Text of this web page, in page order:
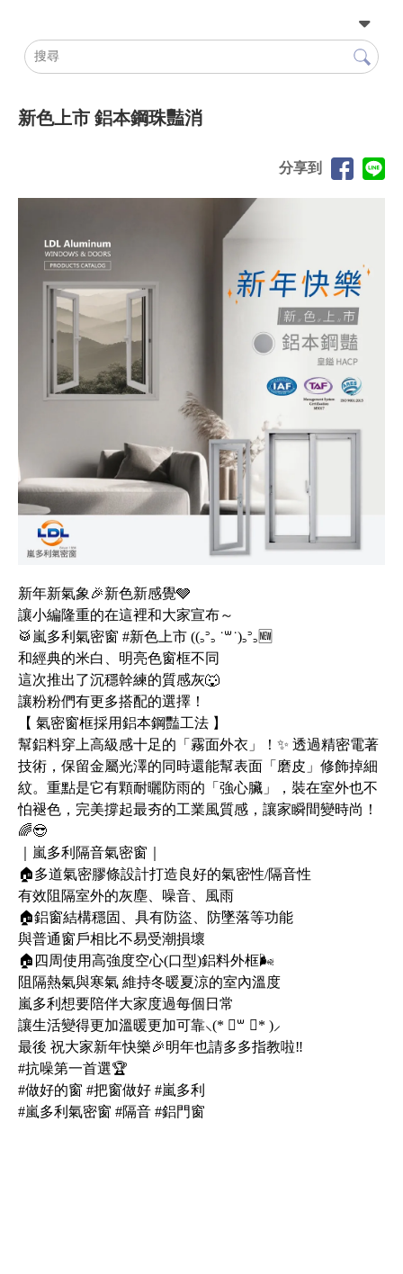
新色上市 鋁本鋼珠豔消
分享到
新年新氣象🎉新色新感覺🩶
讓小編隆重的在這裡和大家宣布～
🥁嵐多利氣密窗 #新色上市 ((꜆꜄꜆ ˙꒳˙)꜆꜄꜆🆕
和經典的米白、明亮色窗框不同
這次推出了沉穩幹練的質感灰🐺
讓粉粉們有更多搭配的選擇！
【 氣密窗框採用鋁本鋼豔工法 】
幫鋁料穿上高級感十足的「霧面外衣」！✨ 透過精密電著
技術，保留金屬光澤的同時還能幫表面「磨皮」修飾掉細
紋。重點是它有顆耐曬防雨的「強心臟」，裝在室外也不
怕褪色，完美撐起最夯的工業風質感，讓家瞬間變時尚！
🌈😎
｜嵐多利隔音氣密窗｜
🏠多道氣密膠條設計打造良好的氣密性/隔音性
有效阻隔室外的灰塵、噪音、風雨
🏠鋁窗結構穩固、具有防盜、防墜落等功能
與普通窗戶相比不易受潮損壞
🏠四周使用高強度空心(口型)鋁料外框🌬️
阻隔熱氣與寒氣 維持冬暖夏涼的室內溫度
嵐多利想要陪伴大家度過每個日常
讓生活變得更加溫暖更加可靠⸜(* ॑꒳ ॑* )⸝
最後 祝大家新年快樂🎉明年也請多多指教啦‼️
#抗噪第一首選🏆
#做好的窗 #把窗做好 #嵐多利
#嵐多利氣密窗 #隔音 #鋁門窗